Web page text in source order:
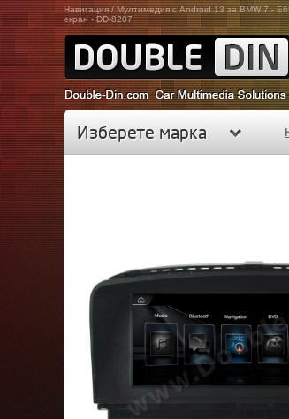
Навигация / Мултимедия с Android 13 за BMW 7 -
екран - DD-8207
Изберете марка